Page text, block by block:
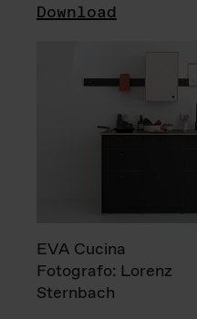
Download
EVA Cucina
Fotografo: Lorenz
Sternbach